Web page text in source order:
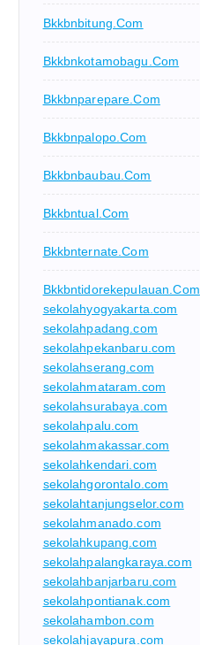
Bkkbnbitung.com
Bkkbnkotamobagu.com
Bkkbnparepare.com
Bkkbnpalopo.com
Bkkbnbaubau.com
Bkkbntual.com
Bkkbnternate.com
Bkkbntidorekepulauan.com
sekolahyogyakarta.com
sekolahpadang.com
sekolahpekanbaru.com
sekolahserang.com
sekolahmataram.com
sekolahsurabaya.com
sekolahpalu.com
sekolahmakassar.com
sekolahkendari.com
sekolahgorontalo.com
sekolahtanjungselor.com
sekolahmanado.com
sekolahkupang.com
sekolahpalangkaraya.com
sekolahbanjarbaru.com
sekolahpontianak.com
sekolahambon.com
sekolahjayapura.com